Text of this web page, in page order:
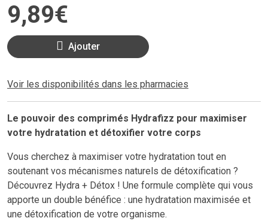
9,89€
Ajouter
Voir les disponibilités dans les pharmacies
Le pouvoir des comprimés Hydrafizz pour maximiser
votre hydratation et détoxifier votre corps
Vous cherchez à maximiser votre hydratation tout en
soutenant vos mécanismes naturels de détoxification ?
Découvrez Hydra + Détox ! Une formule complète qui vous
apporte un double bénéfice : une hydratation maximisée et
une détoxification de votre organisme.